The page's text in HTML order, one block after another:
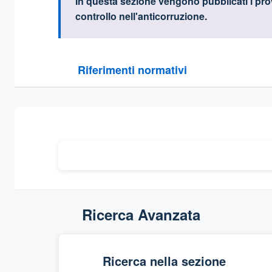
controllo nell'anticorruzione.
Riferimenti normativi
Sezione compressa
Ricerca Avanzata
Ricerca nella sezione